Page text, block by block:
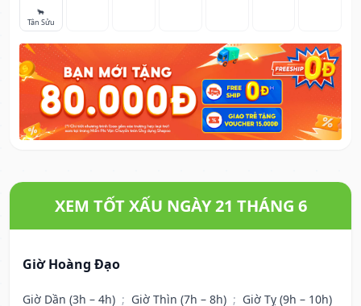
🐂
Tân Sửu
XEM TỐT XẤU NGÀY 21 THÁNG 6
Giờ Hoàng Đạo
Giờ Dần (3h – 4h) ; Giờ Thìn (7h – 8h) ; Giờ Tỵ (9h – 10h)